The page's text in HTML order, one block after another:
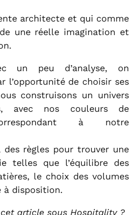
architecte et qui comme
une réelle imagination et
un peu d’analyse, on
l’opportunité de choisir ses
construisons un univers
avec nos couleurs de
à notre
des règles pour trouver une
telles que l’équilibre des
le choix des volumes
à disposition.
article sous Hospitality ?